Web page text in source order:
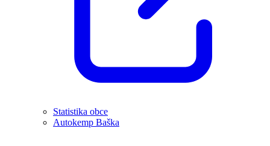
Statistika obce
Autokemp Baška